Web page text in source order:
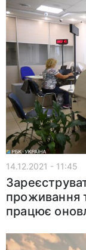
14.12.2021 - 11:45
проживання
працює